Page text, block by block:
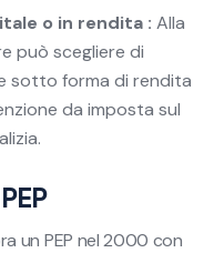
o in rendita : Alla
può scegliere di
sotto forma di rendita
da imposta sul
un PEP nel 2000 con